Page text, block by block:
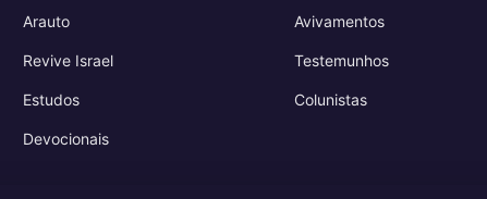
Arauto
Revive Israel
Estudos
Devocionais
Avivamentos
Testemunhos
Colunistas